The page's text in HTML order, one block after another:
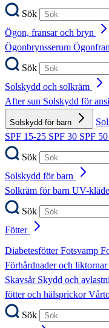
Sök
Ögon, fransar och bryn
Ögonbrynsserum
Sök
Solskydd och solkräm
After sun Solskydd för
Solskydd för barn
SPF 15-25 SPF 30 SPF 50
Sök
Solskydd för barn
Solkräm för barn UV-
Sök
Fötter
DiabetesfötterFotsvamp
Förhårdnader och liktornar
Skavsår Skydd och
fötter och hälsprickor
Sök